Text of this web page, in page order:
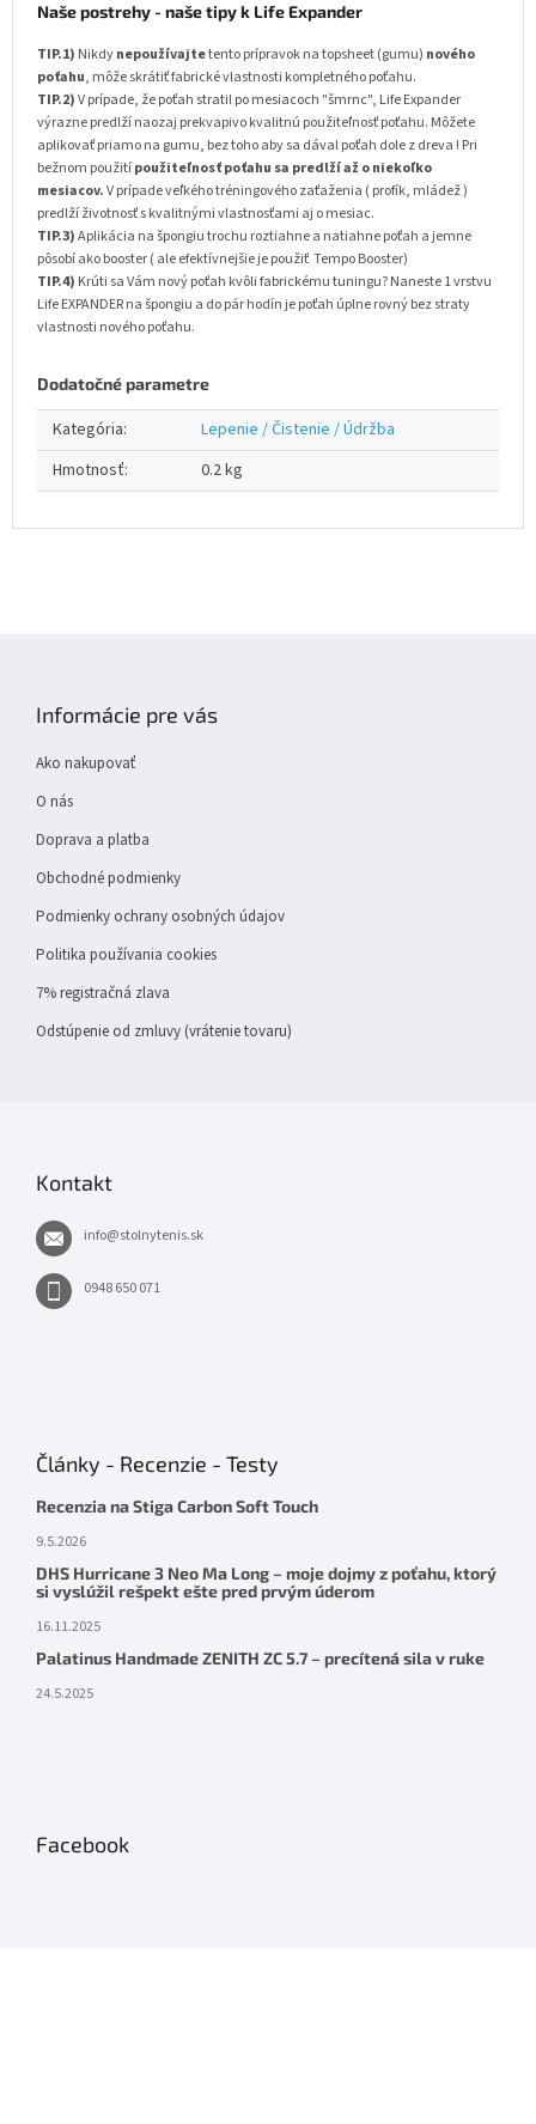
Naše postrehy - naše tipy k Life Expander
TIP.1) Nikdynepoužívajtetento prípravok na topsheet (gumu) nového
poťahu, môže skrátiť fabrické vlastnosti kompletného poťahu.
TIP.2)V prípade, že poťah stratil po mesiacoch "šmrnc", Life Expander
výrazne predlží naozaj prekvapivo kvalitnú použiteľnosť poťahu. Môžete
aplikovať priamo na gumu, bez toho aby sa dával poťah dole z dreva ! Pri
bežnom použitípoužiteľnosť poťahu sa predlží až o niekoľko
mesiacov.V prípade veľkého tréningového zaťaženia ( profík, mládež )
predlží životnosť s kvalitnými vlastnosťami aj o mesiac.
TIP.3)Aplikácia na špongiu trochu roztiahne a natiahne poťah a jemne
pôsobí ako booster ( ale efektívnejšie je použiť Tempo Booster)
TIP.4) Krúti sa Vám nový poťah kvôli fabrickému tuningu? Naneste 1 vrstvu
Life EXPANDER na špongiu a do pár hodín je poťah úplne rovný bez straty
vlastnosti nového poťahu.
Dodatočné parametre
Kategória:
Lepenie / Čistenie / Údržba
Hmotnosť: 0.2 kg
Informácie pre vás
Ako nakupovať
O nás
Doprava a platba
Obchodné podmienky
Podmienky ochrany osobných údajov
Politika používania cookies
7% registračná zlava
Odstúpenie od zmluvy (vrátenie tovaru)
Kontakt
info@stolnytenis.sk
0948 650 071
Články - Recenzie - Testy
Recenzia na Stiga Carbon Soft Touch
9.5.2026
DHS Hurricane 3 Neo Ma Long – moje dojmy z poťahu, ktorý
si vyslúžil rešpekt ešte pred prvým úderom
16.11.2025
Palatinus Handmade ZENITH ZC 5.7 – precítená sila v ruke
24.5.2025
Facebook